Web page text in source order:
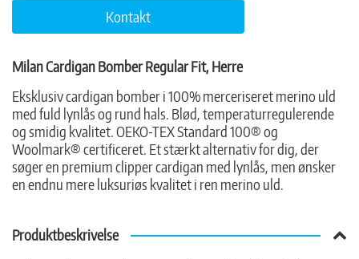
Kontakt
Milan Cardigan Bomber Regular Fit, Herre
Eksklusiv cardigan bomber i 100% merceriseret merino uld
med fuld lynlås og rund hals. Blød, temperaturregulerende
og smidig kvalitet. OEKO-TEX Standard 100® og
Woolmark® certificeret. Et stærkt alternativ for dig, der
søger en premium clipper cardigan med lynlås, men ønsker
en endnu mere luksuriøs kvalitet i ren merino uld.
Produktbeskrivelse